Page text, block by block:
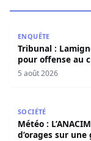
ENQUÊTE
Tribunal :
pour offense au
5 août 2026
SOCIÉTÉ
Météo :
d’orages sur